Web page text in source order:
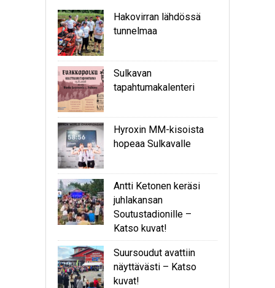
Hakovirran lähdössä
tunnelmaa
Sulkavan
tapahtumakalenteri
Hyroxin MM-kisoista
hopeaa Sulkavalle
Antti Ketonen keräsi
juhlakansan
Soutustadionille –
Katso kuvat!
Suursoudut avattiin
näyttävästi – Katso
kuvat!